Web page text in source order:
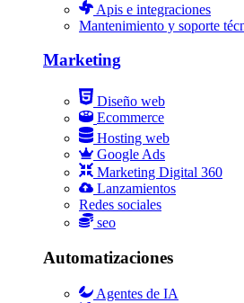
Apis e integraciones
Mantenimiento y soporte
Marketing
Diseño web
Ecommerce
Hosting web
Google Ads
Marketing Digital 360
Lanzamientos
Redes sociales
seo
Automatizaciones
Agentes de IA